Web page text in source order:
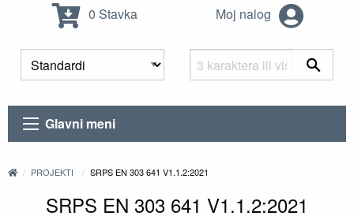
0 Stavka Moj nalog
Glavni meni
PROJEKTI SRPS EN 303 641 V1.1.2:2021
SRPS EN 303 641 V1.1.2:2021